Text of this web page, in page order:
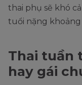
thai phụ sẽ khó
tuổi nặng khoảng
Thai tuần
hay gái